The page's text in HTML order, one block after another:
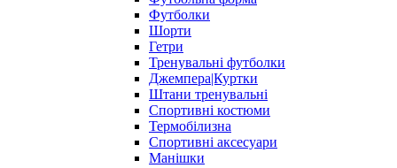
Футболки
Шорти
Гетри
Тренувальні футболки
Джемпера|Куртки
Штани тренувальні
Спортивні костюми
Термобілизна
Спортивні аксесуари
Манішки